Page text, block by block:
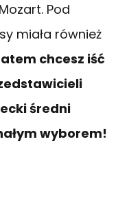
Pod
miała również
chcesz iść
średni
wyborem!